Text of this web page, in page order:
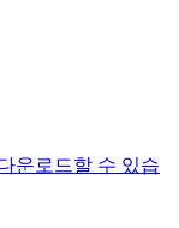
운로드할 수 있습